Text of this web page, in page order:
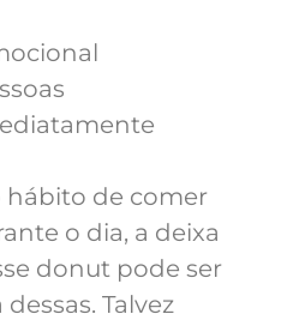
hábito de comer
o dia, a deixa
donut pode ser
Talvez